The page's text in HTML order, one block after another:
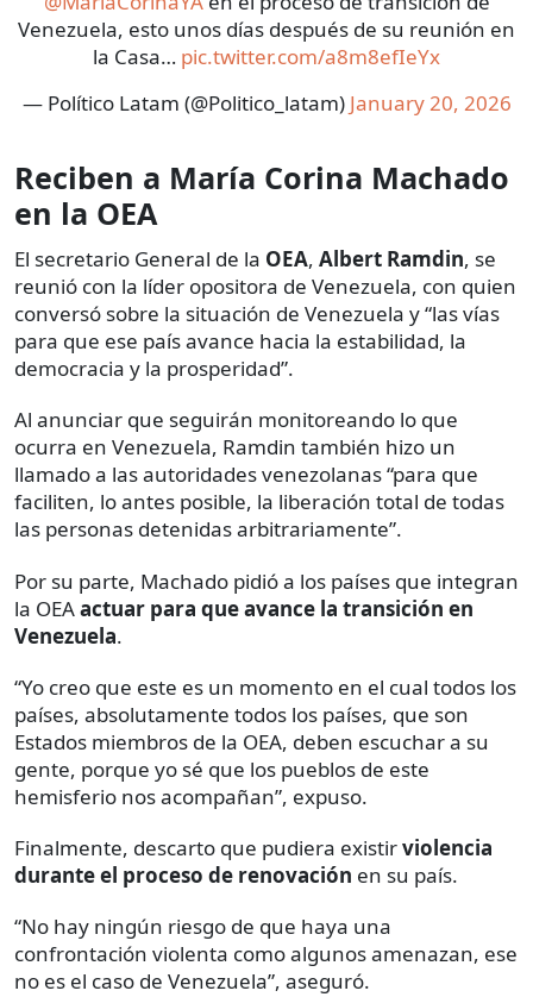
Venezuela, esto unos días después de su reunión en
la Casa… pic.twitter.com/a8m8efIeYx
— Político Latam (@Politico_latam) January 20, 2026
Reciben a María Corina Machado
en la OEA
El secretario General de la OEA, Albert Ramdin, se
reunió con la líder opositora de Venezuela, con quien
conversó sobre la situación de Venezuela y “las vías
para que ese país avance hacia la estabilidad, la
democracia y la prosperidad”.
Al anunciar que seguirán monitoreando lo que
ocurra en Venezuela, Ramdin también hizo un
llamado a las autoridades venezolanas “para que
faciliten, lo antes posible, la liberación total de todas
las personas detenidas arbitrariamente”.
Por su parte, Machado pidió a los países que integran
la OEAactuar para que avance la transición en
Venezuela.
“Yo creo que este es un momento en el cual todos los
países, absolutamente todos los países, que son
Estados miembros de la OEA, deben escuchar a su
gente, porque yo sé que los pueblos de este
hemisferio nos acompañan”, expuso.
Finalmente, descarto que pudiera existirviolencia
durante el proceso de renovación en su país.
“No hay ningún riesgo de que haya una
confrontación violenta como algunos amenazan, ese
no es el caso de Venezuela”, aseguró.